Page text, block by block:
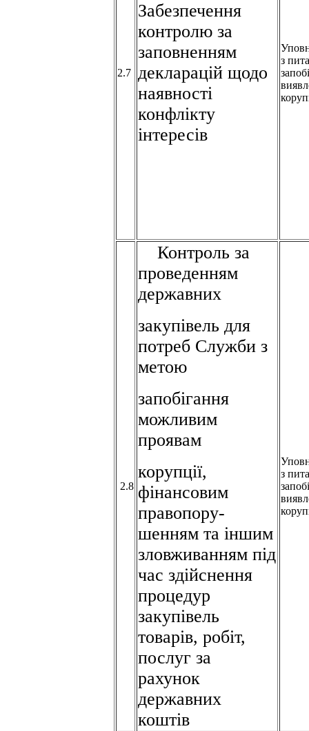
2.7
Забезпечення
контролю за
заповненням
декларацій щодо
наявності
конфлікту
інтересів
з
2.8
Контроль за
проведенням
державних
закупівель для
потреб Служби з
метою
запобігання
можливим
проявам
корупції,
фінансовим
правопору-
шенням та іншим
зловживанням під
час здійснення
процедур
закупівель
товарів, робіт,
послуг за
рахунок
державних
коштів
з